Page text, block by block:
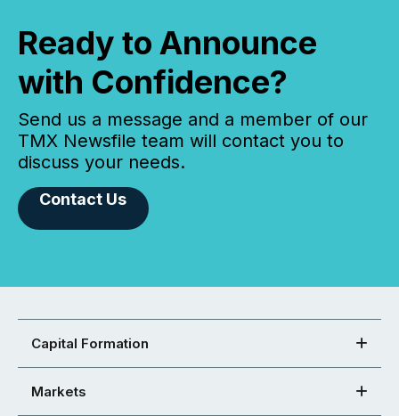
Ready to Announce
with Confidence?
Send us a message and a member of our
TMX Newsfile team will contact you to
discuss your needs.
Contact Us
Capital Formation
Markets